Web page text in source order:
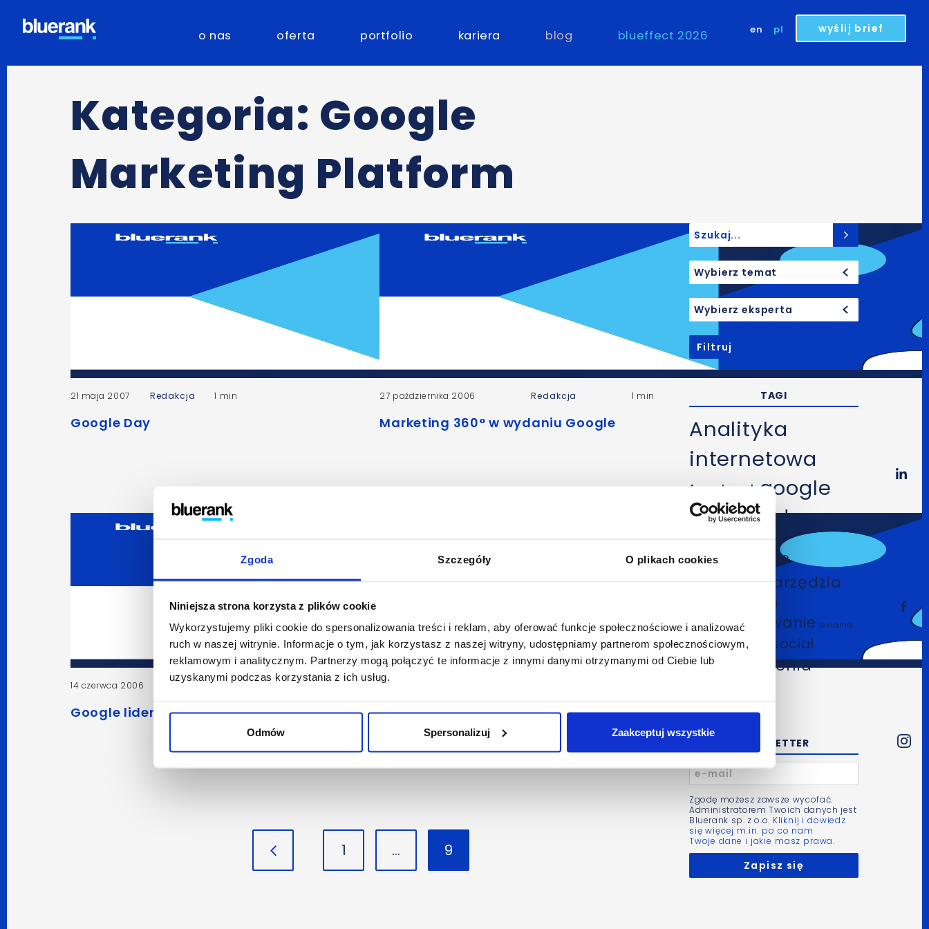
Zgoda Szczegóły O plikach cookies
Niniejsza strona korzysta z plików cookie
Wykorzystujemy pliki cookie do spersonalizowania treści i reklam, aby oferować funkcje społecznościowe i analizować
ruch w naszej witrynie. Informacje o tym, jak korzystasz z naszej witryny, udostępniamy partnerom społecznościowym,
reklamowym i analitycznym. Partnerzy mogą połączyć te informacje z innymi danymi otrzymanymi od Ciebie lub
uzyskanymi podczas korzystania z ich usług.
Odmów Spersonalizuj Zaakceptuj wszystkie
en pl wyślij brief
o nas oferta portfolio kariera blog blueffect 2026
Kategoria: Google
Marketing Platform
21 maja 2007 Redakcja 1 min
Google Day
27 października 2006 Redakcja 1 min
Marketing 360° w wydaniu Google
14 czerwca 2006 Redakcja
Google liderem w USA
30 kwietnia 2006
Google Maps w Volkswagenie
1 … 9
Wybierz temat
Wybierz eksperta
Filtruj
TAGI
Analityka
internetowa
facebook google
google ads
sponsorowane
narzędzia
optymalizacja
pozycjonowanie reklama
internetowa SEO
social
media
szkolenia
NEWSLETTER
Zgodę możesz zawsze wycofać.
Administratorem Twoich danych jest
Bluerank sp. z o.o. Kliknij i dowiedz
się więcej m.in. po co nam
Twoje dane i jakie masz prawa.